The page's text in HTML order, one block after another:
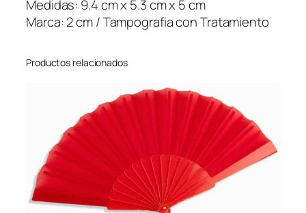
l
s
Medidas: 9.4 cm x 5.3 cm x 5 cm
Marca: 2 cm / Tampografia con Tratamiento
Productos relacionados